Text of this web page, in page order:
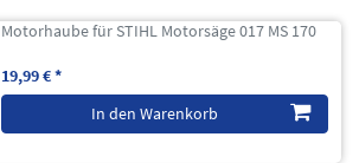
Motorhaube für STIHL Motorsäge 017 MS 170
19,99 € *
In den Warenkorb